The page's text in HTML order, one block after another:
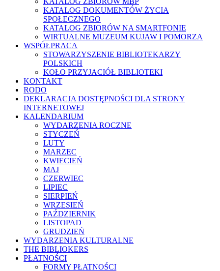
KATALOG DOKUMENTÓW ŻYCIA
SPOŁECZNEGO
KATALOG ZBIORÓW NA SMARTFONIE
WIRTUALNE MUZEUM KUJAW I POMORZA
WSPÓŁPRACA
STOWARZYSZENIE BIBLIOTEKARZY
POLSKICH
KOŁO PRZYJACIÓŁ BIBLIOTEKI
KONTAKT
RODO
DEKLARACJA DOSTĘPNOŚCI DLA STRONY
INTERNETOWEJ
KALENDARIUM
WYDARZENIA ROCZNE
STYCZEŃ
LUTY
MARZEC
KWIECIEŃ
MAJ
CZERWIEC
LIPIEC
SIERPIEŃ
WRZESIEŃ
PAŹDZIERNIK
LISTOPAD
GRUDZIEŃ
WYDARZENIA KULTURALNE
THE BIBLIOKERS
PŁATNOŚCI
FORMY PŁATNOŚCI